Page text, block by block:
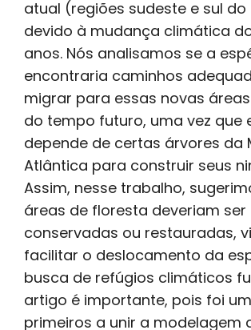
atual (regiões sudeste e sul do
devido à mudança climática
anos. Nós analisamos se a
encontraria caminhos
migrar para essas novas
do tempo futuro, uma vez que
depende de certas árvores da
Atlântica para construir seus
Assim, nesse trabalho,
áreas de floresta deveriam ser
conservadas ou restauradas,
facilitar o deslocamento da
busca de refúgios climáticos
artigo é importante, pois foi
primeiros a unir a modelagem